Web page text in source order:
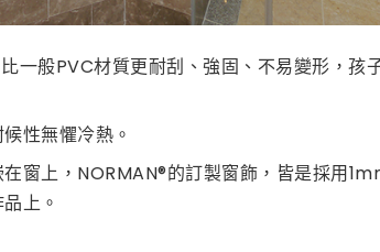
一般PVC材質更耐刮、強固、不易變形，孩
性無懼冷熱。
窗上，NORMAN®的訂製窗飾，皆是採用
上。